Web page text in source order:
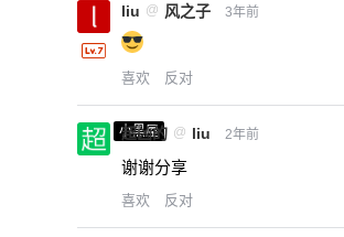
liu @ 风之子 3年前
喜欢 反对
小黑屋
超凶的 @ liu 2年前
谢谢分享
喜欢 反对